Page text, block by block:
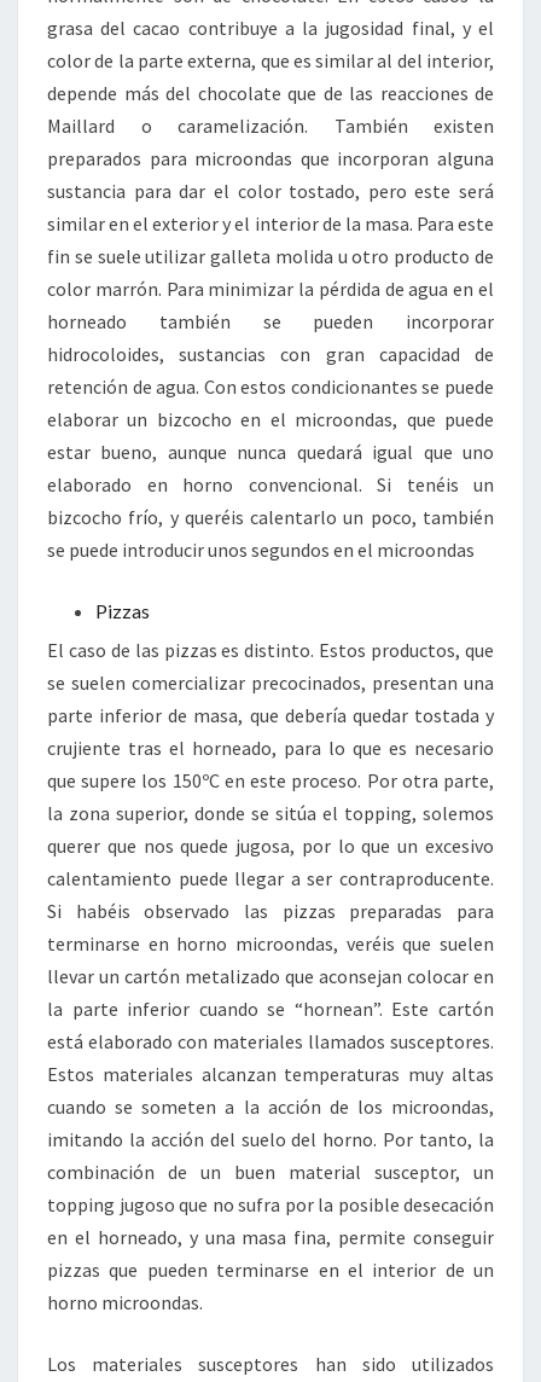
grasa del cacao contribuye a la jugosidad final, y el
color de la parte externa, que es similar al del interior,
depende más del chocolate que de las reacciones de
Maillard o caramelización. También existen
preparados para microondas que incorporan alguna
sustancia para dar el color tostado, pero este será
similar en el exterior y el interior de la masa. Para este
fin se suele utilizar galleta molida u otro producto de
color marrón. Para minimizar la pérdida de agua en el
horneado también se pueden incorporar
hidrocoloides, sustancias con gran capacidad de
retención de agua. Con estos condicionantes se puede
elaborar un bizcocho en el microondas, que puede
estar bueno, aunque nunca quedará igual que uno
elaborado en horno convencional. Si tenéis un
bizcocho frío, y queréis calentarlo un poco, también
se puede introducir unos segundos en el microondas
Pizzas
El caso de las pizzas es distinto. Estos productos, que
se suelen comercializar precocinados, presentan una
parte inferior de masa, que debería quedar tostada y
crujiente tras el horneado, para lo que es necesario
que supere los 150ºC en este proceso. Por otra parte,
la zona superior, donde se sitúa el topping, solemos
querer que nos quede jugosa, por lo que un excesivo
calentamiento puede llegar a ser contraproducente.
Si habéis observado las pizzas preparadas para
terminarse en horno microondas, veréis que suelen
llevar un cartón metalizado que aconsejan colocar en
la parte inferior cuando se “hornean”. Este cartón
está elaborado con materiales llamados susceptores.
Estos materiales alcanzan temperaturas muy altas
cuando se someten a la acción de los microondas,
imitando la acción del suelo del horno. Por tanto, la
combinación de un buen material susceptor, un
topping jugoso que no sufra por la posible desecación
en el horneado, y una masa fina, permite conseguir
pizzas que pueden terminarse en el interior de un
horno microondas.
Los materiales susceptores han sido utilizados